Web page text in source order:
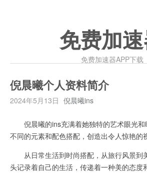
免费加
免费加速器APP下载
倪晨曦个人资料简介
2024年5月13日 倪晨曦ins
倪晨曦的ins充满着她独特的艺术眼光和
不同的元素和配色搭配，创造出令人惊艳的
从日常生活到时尚搭配，从旅行风景到
头记录着自己的生活，传递着一种美的态度